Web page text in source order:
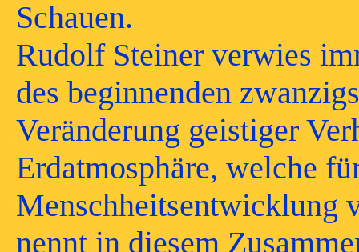
Schauen.
Rudolf Steiner verwies
des beginnenden
Veränderung geistiger
Erdatmosphäre, welche
Menschheitsentwicklung
nennt in diesem